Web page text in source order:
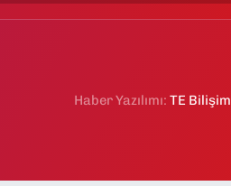
Haber Yazılımı:TE Bilişim